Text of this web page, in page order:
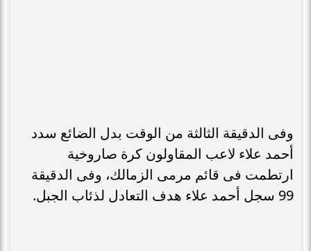
وفى الدقيقة الثالثة من الوقت بدل الضائع سدد
أحمد علاء لاعب المقاولون كرة صاروخية
ارتطمت فى قائم مرمى الزمالك، وفى الدقيقة
99 سجل أحمد علاء هدف التعادل لذئاب الجبل.